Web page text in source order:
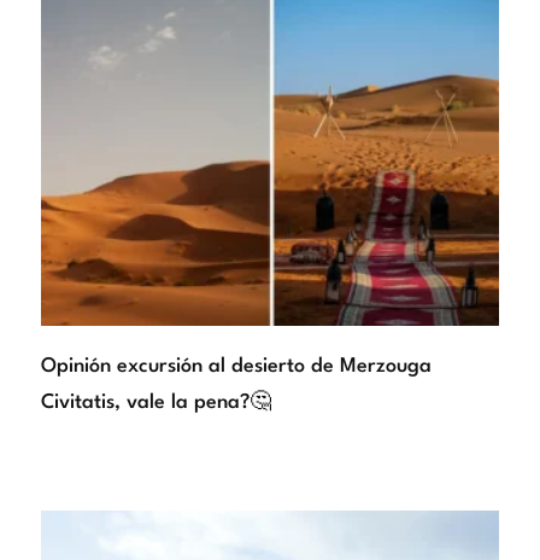
Opinión excursión al desierto de Merzouga
Civitatis, vale la pena?🤔